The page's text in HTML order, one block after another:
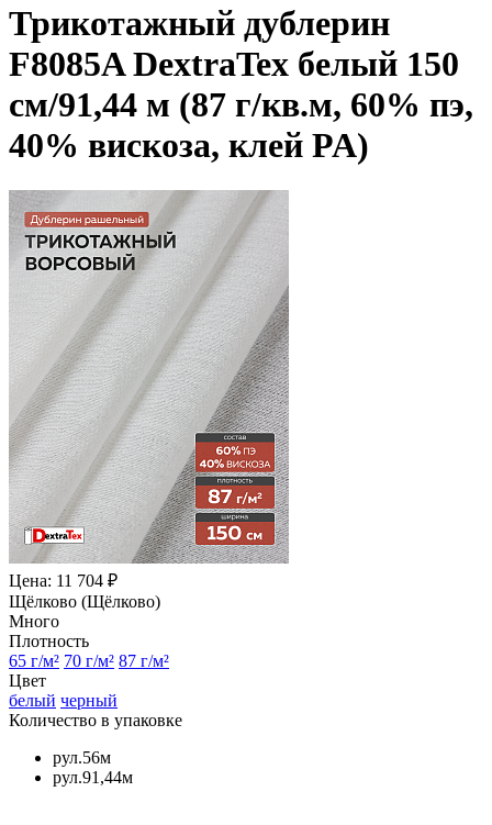
Трикотажный дублерин
F8085A DextraTex белый 150
см/91,44 м (87 г/кв.м, 60% пэ,
40% вискоза, клей PA)
Цена: 11 704 ₽
Щёлково (Щёлково)
Много
Плотность
65 г/м² 70 г/м² 87 г/м²
Цвет
белый черный
Количество в упаковке
рул.56м
рул.91,44м